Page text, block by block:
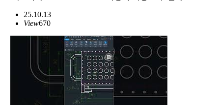
25.10.13
View670